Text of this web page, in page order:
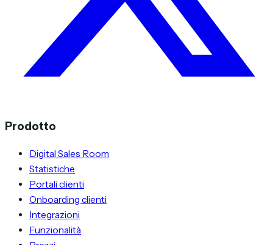
Prodotto
Digital Sales Room
Statistiche
Portali clienti
Onboarding clienti
Integrazioni
Funzionalità